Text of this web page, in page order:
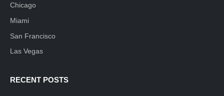
Chicago
Miami
San Francisco
Las Vegas
RECENT POSTS